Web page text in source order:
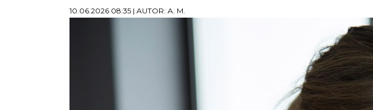
10.06.2026 08:35 | AUTOR: A. M.